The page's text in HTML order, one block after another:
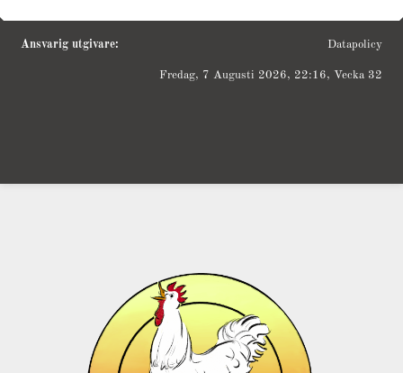
Ansvarig utgivare: Datapolicy
Fredag, 7 Augusti 2026, 22:16, Vecka 32